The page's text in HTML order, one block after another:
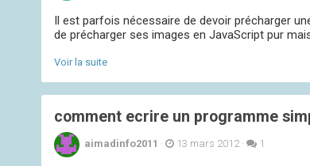
Il est parfois nécessaire de devoir précharger
de précharger ses images en JavaScript pur
Voir la suite
comment ecrire un programme
aimadinfo2011 · 13 mars 2012· 1